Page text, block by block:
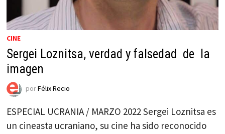
CINE
Sergei Loznitsa, verdad y falsedad de la
imagen
porFélix Recio
ESPECIAL UCRANIA / MARZO 2022 Sergei Loznitsa es
un cineasta ucraniano, su cine ha sido reconocido